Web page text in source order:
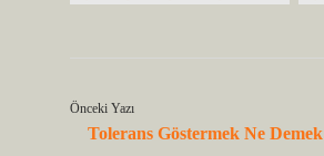
Önceki Yazı
Tolerans Göstermek Ne Demek